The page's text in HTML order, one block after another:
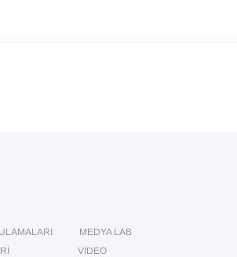
MEDYA LAB
VIDEO